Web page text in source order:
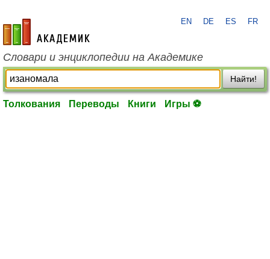
academic.ru
EN DE ES FR
Словари и энциклопедии на Академике
Найти!
Толкования Переводы Книги Игры ⚽